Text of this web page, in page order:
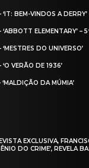
‘IT: BEM-VINDOS A
‘ABBOTT ELEMENTARY’ –
DO UNIVERSO’
‘O VERÃO DE 1936’
‘MALDIÇÃO DA MÚMIA’
EXCLUSIVA,
DO CRIME’, REVELA